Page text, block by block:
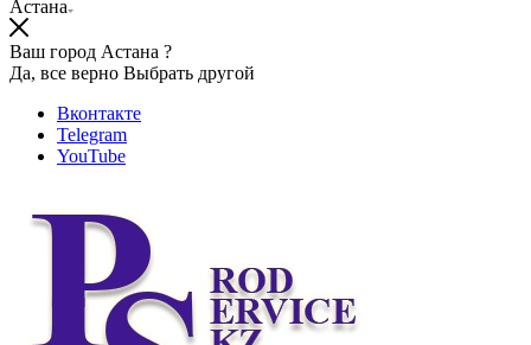
Астана
Ваш город Астана ?
Да, все верно Выбрать другой
Вконтакте
Telegram
YouTube